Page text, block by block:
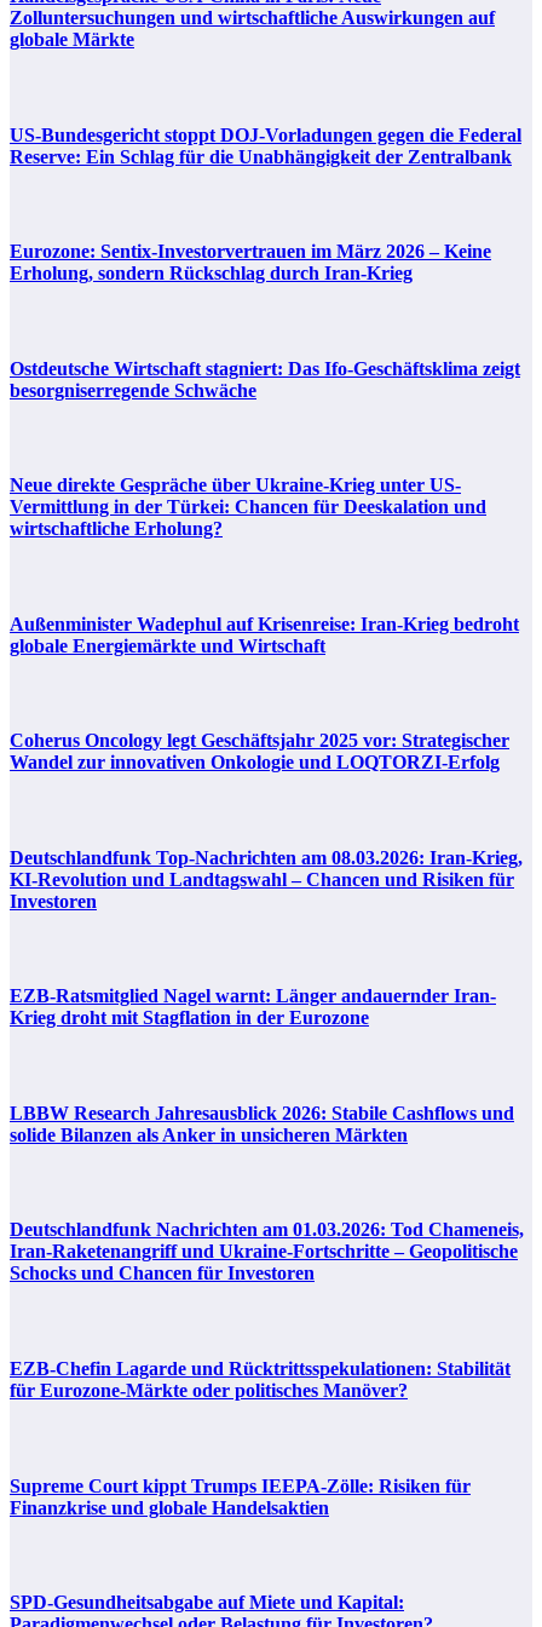
Zolluntersuchungen und wirtschaftliche Auswirkungen auf
globale Märkte
US-Bundesgericht stoppt DOJ-Vorladungen gegen die Federal
Reserve: Ein Schlag für die Unabhängigkeit der Zentralbank
Eurozone: Sentix-Investorvertrauen im März 2026 – Keine
Erholung, sondern Rückschlag durch Iran-Krieg
Ostdeutsche Wirtschaft stagniert: Das Ifo-Geschäftsklima zeigt
besorgniserregende Schwäche
Neue direkte Gespräche über Ukraine-Krieg unter US-
Vermittlung in der Türkei: Chancen für Deeskalation und
wirtschaftliche Erholung?
Außenminister Wadephul auf Krisenreise: Iran-Krieg bedroht
globale Energiemärkte und Wirtschaft
Coherus Oncology legt Geschäftsjahr 2025 vor: Strategischer
Wandel zur innovativen Onkologie und LOQTORZI-Erfolg
Deutschlandfunk Top-Nachrichten am 08.03.2026: Iran-Krieg,
KI-Revolution und Landtagswahl – Chancen und Risiken für
Investoren
EZB-Ratsmitglied Nagel warnt: Länger andauernder Iran-
Krieg droht mit Stagflation in der Eurozone
LBBW Research Jahresausblick 2026: Stabile Cashflows und
solide Bilanzen als Anker in unsicheren Märkten
Deutschlandfunk Nachrichten am 01.03.2026: Tod Chameneis,
Iran-Raketenangriff und Ukraine-Fortschritte – Geopolitische
Schocks und Chancen für Investoren
EZB-Chefin Lagarde und Rücktrittsspekulationen: Stabilität
für Eurozone-Märkte oder politisches Manöver?
Supreme Court kippt Trumps IEEPA-Zölle: Risiken für
Finanzkrise und globale Handelsaktien
SPD-Gesundheitsabgabe auf Miete und Kapital: